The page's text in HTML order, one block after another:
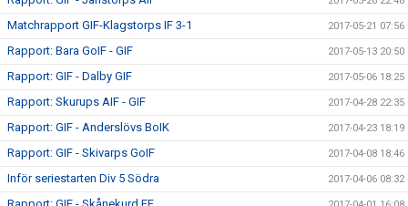
Matchrapport GIF-Klagstorps IF 3-1 2017-05-21 07:56
Rapport: Bara GoIF - GIF 2017-05-13 20:50
Rapport: GIF - Dalby GIF 2017-05-06 18:25
Rapport: Skurups AIF - GIF 2017-04-28 22:35
Rapport: GIF - Anderslövs BoIK 2017-04-23 18:19
Rapport: GIF - Skivarps GoIF 2017-04-08 18:46
Inför seriestarten Div 5 Södra 2017-04-06 08:32